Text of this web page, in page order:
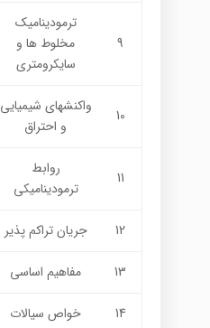
9
ترموديناميك
مخلوط ها و
سايكرومتري
10
واكنشهاي شيميايي
و احتراق
11
روابط
ترموديناميكي
12 جريان تراكم پذير
13 مفاهيم اساسي
14 خواص سيالات